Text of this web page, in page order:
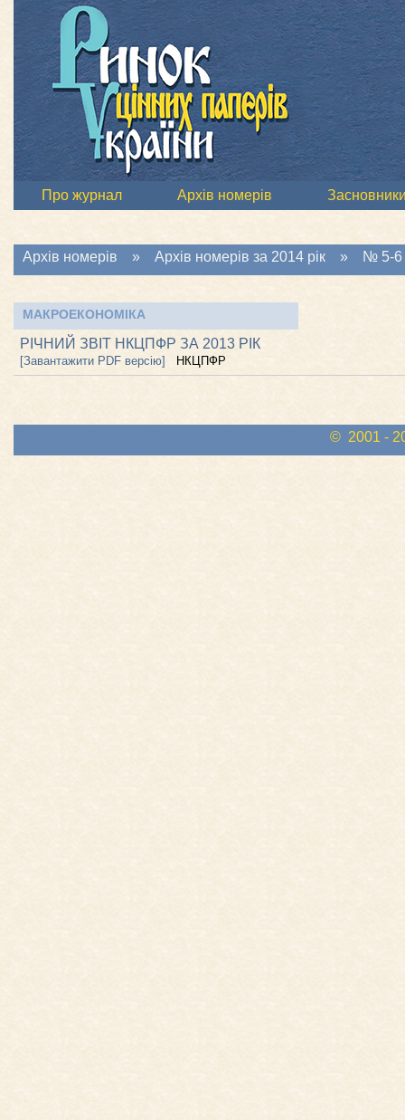
Про журнал Архів номерів
Архів номерів » Архів номерів за 2014 рік » № 5-6
МАКРОЕКОНОМІКА
РІЧНИЙ ЗВІТ НКЦПФР ЗА 2013 РІК
[Завантажити PDF версію] НКЦПФР
© 2001 -